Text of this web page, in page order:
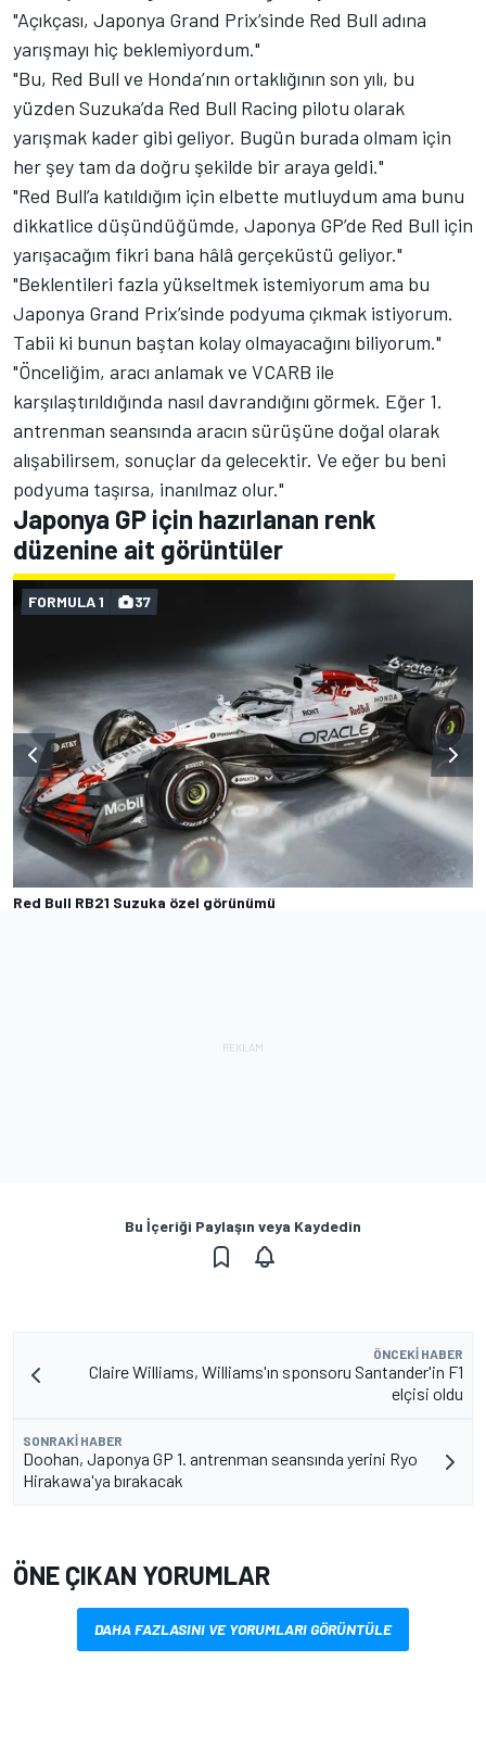
"Açıkçası, Japonya Grand Prix’sinde Red Bull adına
yarışmayı hiç beklemiyordum."
"Bu, Red Bull ve Honda’nın ortaklığının son yılı, bu
yüzden Suzuka’da Red Bull Racing pilotu olarak
yarışmak kader gibi geliyor. Bugün burada olmam için
her şey tam da doğru şekilde bir araya geldi."
"Red Bull’a katıldığım için elbette mutluydum ama bunu
dikkatlice düşündüğümde, Japonya GP’de Red Bull için
yarışacağım fikri bana hâlâ gerçeküstü geliyor."
"Beklentileri fazla yükseltmek istemiyorum ama bu
Japonya Grand Prix’sinde podyuma çıkmak istiyorum.
Tabii ki bunun baştan kolay olmayacağını biliyorum."
"Önceliğim, aracı anlamak ve VCARB ile
karşılaştırıldığında nasıl davrandığını görmek. Eğer 1.
antrenman seansında aracın sürüşüne doğal olarak
alışabilirsem, sonuçlar da gelecektir. Ve eğer bu beni
podyuma taşırsa, inanılmaz olur."
Japonya GP için hazırlanan renk
düzenine ait görüntüler
Red Bull RB21 Suzuka özel görünümü
FORMULA 1 37
Bu İçeriği Paylaşın veya Kaydedin
ÖNCEKI HABER
Claire Williams, Williams'ın sponsoru Santander'in F1
elçisi oldu
SONRAKI HABER
Doohan, Japonya GP 1. antrenman seansında yerini Ryo
Hirakawa'ya bırakacak
ÖNE ÇIKAN YORUMLAR
DAHA FAZLASINI VE YORUMLARI GÖRÜNTÜLE